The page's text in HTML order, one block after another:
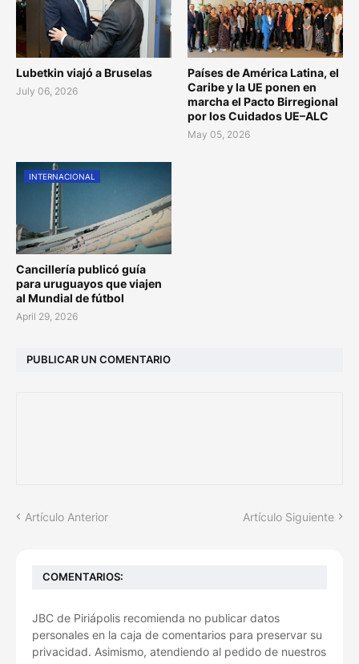
Lubetkin viajó a Bruselas
July 06, 2026
Países de América Latina, el
Caribe y la UE ponen en
marcha el Pacto Birregional
por los Cuidados UE–ALC
May 05, 2026
INTERNACIONAL
Cancillería publicó guía
para uruguayos que viajen
al Mundial de fútbol
April 29, 2026
PUBLICAR UN COMENTARIO
Artículo Anterior Artículo Siguiente
COMENTARIOS:
JBC de Piriápolis recomienda no publicar datos
personales en la caja de comentarios para preservar su
privacidad. Asimismo, atendiendo al pedido de nuestros